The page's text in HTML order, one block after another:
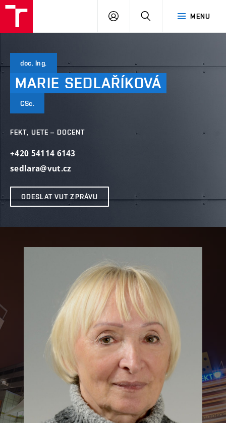
MENU
PŘIHLÁSIT
doc. Ing.
MARIE SEDLAŘÍKOVÁ
CSc.
FEKT, UETE – DOCENT
+420 54114 6143
sedlara@vut.cz
ODESLAT VUT ZPRÁVU